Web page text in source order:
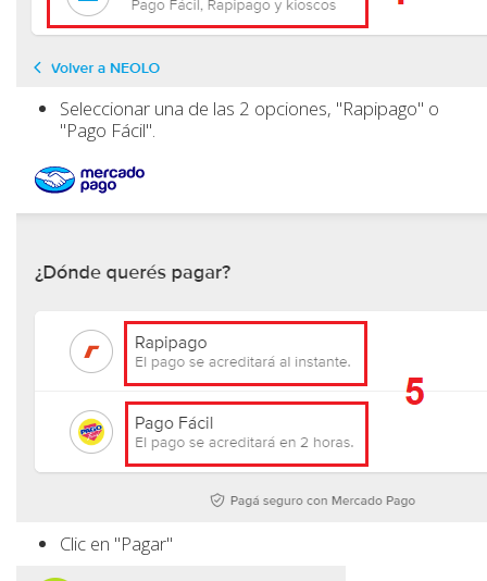
Seleccionar una de las 2 opciones, "Rapipago" o
"Pago Fácil".
Clic en "Pagar"